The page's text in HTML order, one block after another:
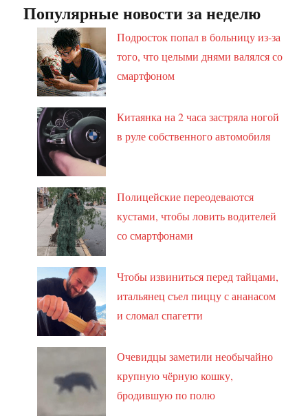
Популярные новости за неделю
Подросток попал в больницу из-за
того, что целыми днями валялся со
смартфоном
Китаянка на 2 часа застряла ногой
в руле собственного автомобиля
Полицейские переодеваются
кустами, чтобы ловить водителей
со смартфонами
Чтобы извиниться перед тайцами,
итальянец съел пиццу с ананасом
и сломал спагетти
Очевидцы заметили необычайно
крупную чёрную кошку,
бродившую по полю